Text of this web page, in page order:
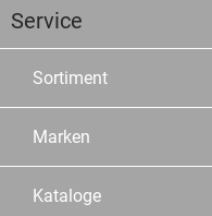
Service
Sortiment
Marken
Kataloge